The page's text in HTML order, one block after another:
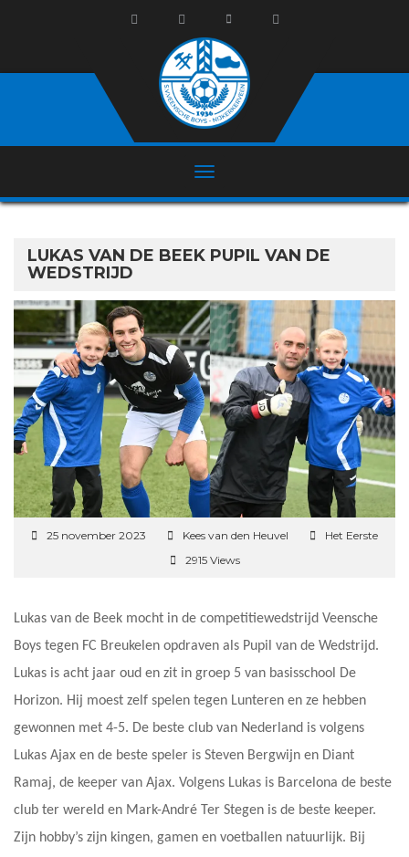
LUKAS VAN DE BEEK PUPIL VAN DE
WEDSTRIJD
25 november 2023 Kees van den Heuvel
Het Eerste
2915 Views
Lukas van de Beek mocht in de competitiewedstrijd Veensche
Boys tegen FC Breukelen opdraven als Pupil van de Wedstrijd.
Lukas is acht jaar oud en zit in groep 5 van basisschool De
Horizon. Hij moest zelf spelen tegen Lunteren en ze hebben
gewonnen met 4-5. De beste club van Nederland is volgens
Lukas Ajax en de beste speler is Steven Bergwijn en Diant
Ramaj, de keeper van Ajax. Volgens Lukas is Barcelona de beste
club ter wereld en Mark-André Ter Stegen is de beste keeper.
Zijn hobby’s zijn kingen, gamen en voetballen natuurlijk. Bij